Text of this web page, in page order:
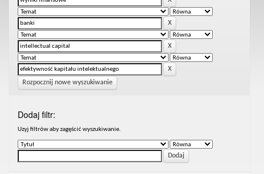
Rozpocznij nowe wyszukiwanie
Dodaj filtr:
Uzyj filtrów aby zagęścić wyszukiwanie.